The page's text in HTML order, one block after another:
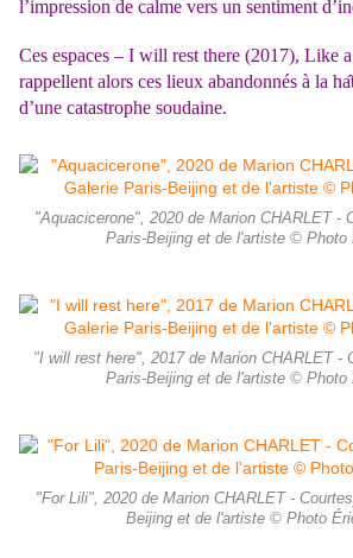
l’impression de calme vers un sentiment
Ces espaces – I will rest there (2017), Like
rappellent alors ces lieux abandonnés à la ha
d’une catastrophe soudaine.
"Aquacicerone", 2020 de Marion CHARLET -
Paris-Beijing et de l'artiste © Photo
"I will rest here", 2017 de Marion CHARLET -
Paris-Beijing et de l'artiste © Photo
"For Lili", 2020 de Marion CHARLET -
Beijing et de l'artiste © Photo